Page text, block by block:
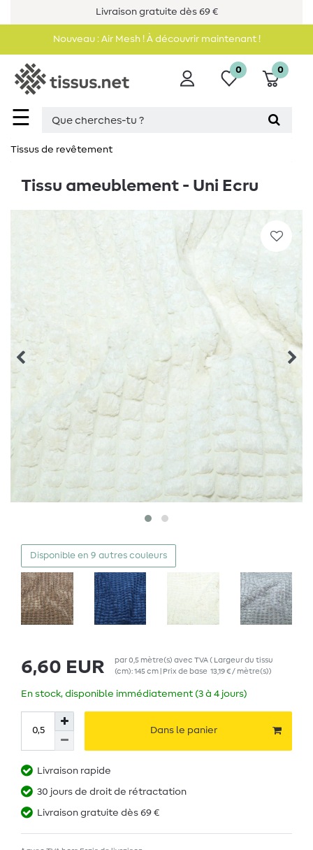
Livraison gratuite dès 69 €
Nouveau : Air Mesh ! À découvrir maintenant !
☰
0 0
Tissus de revêtement
Tissu ameublement - Uni Ecru
Disponible en 9 autres couleurs
6,60 EUR par0,5 mètre(s) avec TVA( Largeur du tissu
(cm): 145 cm | Prix de base 13,19 € / mètre(s))
En stock, disponible immédiatement (3 à 4 jours)
Dans le panier
Livraison rapide
30 jours de droit de rétractation
Livraison gratuite dès 69 €